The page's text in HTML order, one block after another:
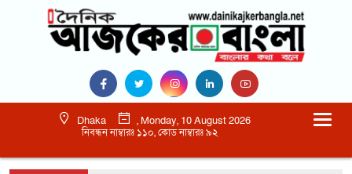
Dhaka
, Monday, 10 August 2026
নিবন্ধন নাম্বারঃ ১১০, কোড নাম্বারঃ ৯২